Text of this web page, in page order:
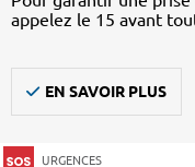
appelez le 15 avant
EN SAVOIR PLUS
URGENCES